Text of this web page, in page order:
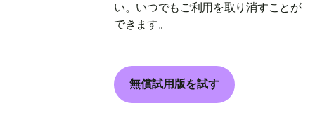
い。いつでもご利用を取り消すことが
できます。
無償試用版を試す